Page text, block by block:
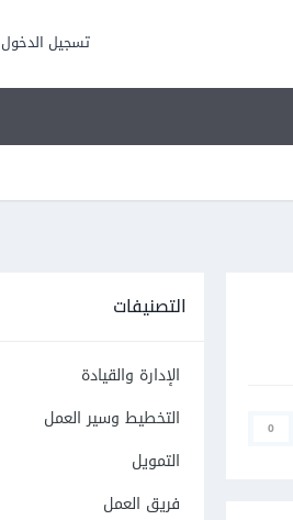
تسجيل الدخول
0
التصنيفات
الإدارة والقيادة
التخطيط وسير العمل
التمويل
فريق العمل